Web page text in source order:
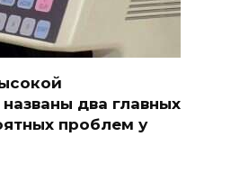
два главных
проблем у